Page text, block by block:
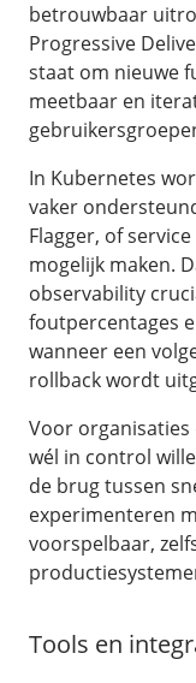
betrouwbaar
Progressive
staat om nieuwe
meetbaar en
In Kubernetes
vaker
Flagger, of
mogelijk maken.
observability
foutpercentages
wanneer een
rollback wordt
Voor
wél in control
de brug tussen
experimenteren
voorspelbaar,
Tools en